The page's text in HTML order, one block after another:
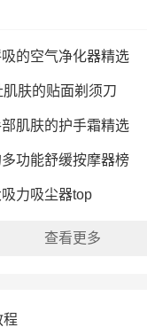
的空气净化器精选
肤的贴面剃须刀
肌肤的护手霜精选
功能舒缓按摩器榜
力吸尘器top
查看更多
程